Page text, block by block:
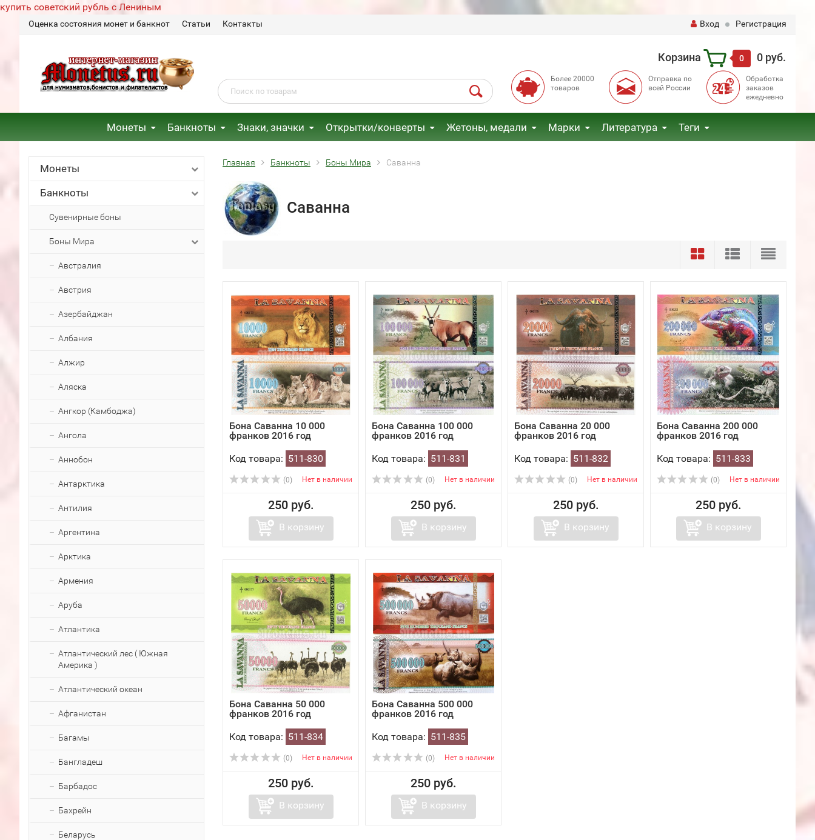
купить советский рубль с Лениным
Оценка состояния монет и банкнот Статьи Контакты Вход Регистрация
Корзина 0 0 руб.
Более 20000
товаров
Отправка по
всей России
Обработка
заказов
ежедневно
Монеты Банкноты Знаки, значки Открытки/конверты Жетоны, медали Марки Литература Теги
Монеты
Банкноты
Сувенирные боны
Боны Мира
Австралия
Австрия
Азербайджан
Албания
Алжир
Аляска
Ангкор (Камбоджа)
Ангола
Аннобон
Антарктика
Антилия
Аргентина
Арктика
Армения
Аруба
Атлантика
Атлантический лес ( Южная
Америка )
Атлантический океан
Афганистан
Багамы
Бангладеш
Барбадос
Бахрейн
Беларусь
Главная Банкноты Боны Мира Саванна
Саванна
Бона Саванна 10 000
франков 2016 год
Код товара: 511-830
(0) Нет в наличии
250 руб.
В корзину
Бона Саванна 100 000
франков 2016 год
Код товара: 511-831
(0) Нет в наличии
250 руб.
В корзину
Бона Саванна 20 000
франков 2016 год
Код товара: 511-832
(0) Нет в наличии
250 руб.
В корзину
Бона Саванна 200 000
франков 2016 год
Код товара: 511-833
(0) Нет в наличии
250 руб.
В корзину
Бона Саванна 50 000
франков 2016 год
Код товара: 511-834
(0) Нет в наличии
250 руб.
В корзину
Бона Саванна 500 000
франков 2016 год
Код товара: 511-835
(0) Нет в наличии
250 руб.
В корзину